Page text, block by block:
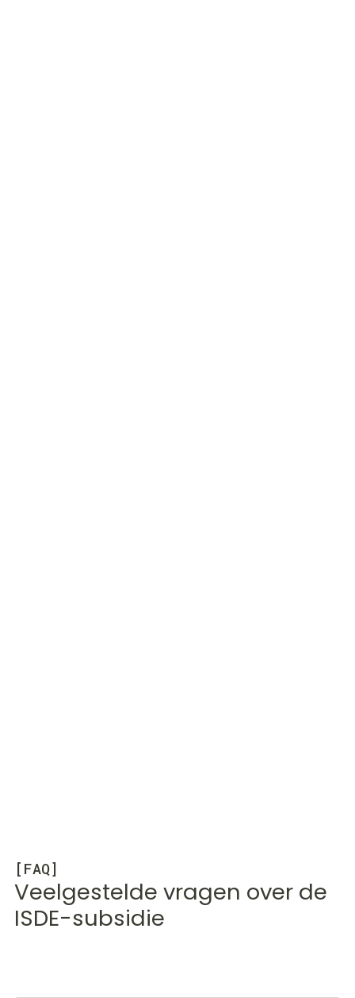
[FAQ]
Veelgestelde vragen over de
ISDE-subsidie